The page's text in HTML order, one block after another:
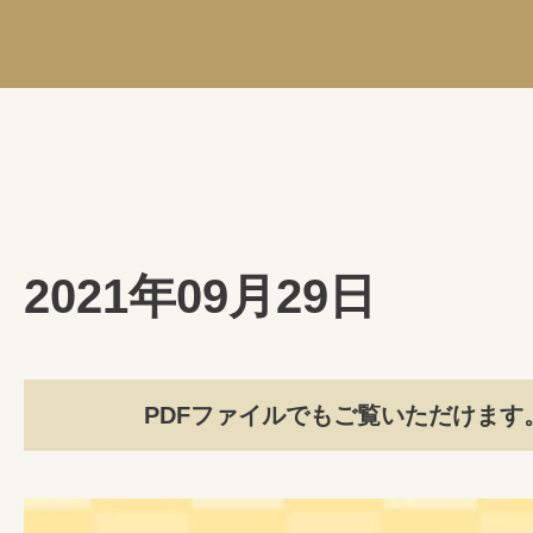
2021年09月29日
PDFファイルでもご覧いただけます